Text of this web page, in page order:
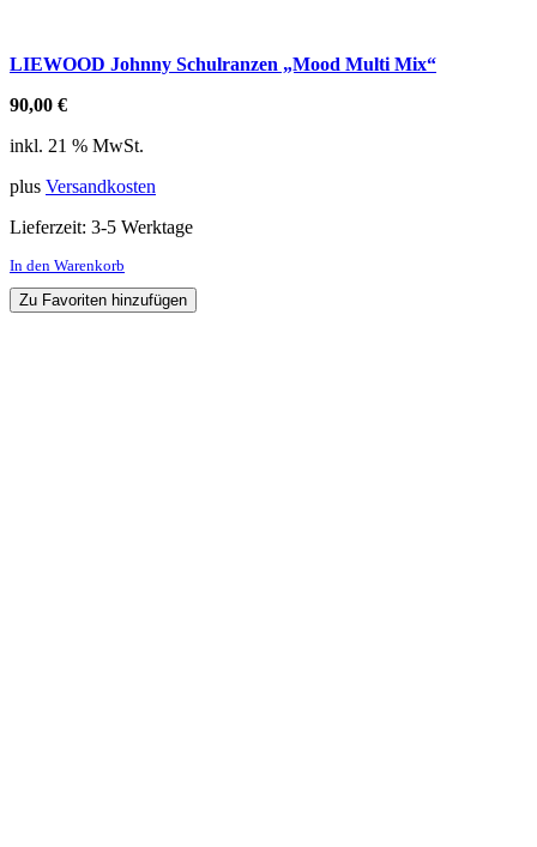
LIEWOOD Johnny Schulranzen „Mood Multi Mix“
90,00 €
inkl. 21 % MwSt.
plus Versandkosten
Lieferzeit: 3-5 Werktage
In den Warenkorb
Zu Favoriten hinzufügen